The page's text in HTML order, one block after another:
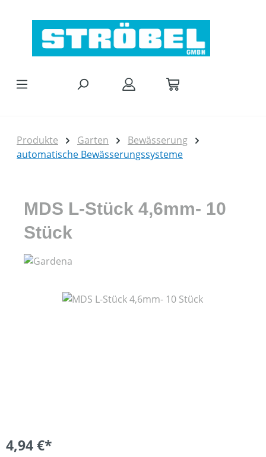
Produkte Garten
Bewässerung
automatische Bewässerungssysteme
MDS L-Stück 4,6mm- 10
Stück
Bildergalerie überspringen
4,94 €*